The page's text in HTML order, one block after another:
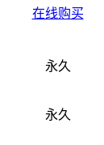
在线购买
永久
永久